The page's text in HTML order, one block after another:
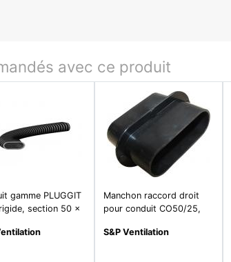
avec ce produit
gamme PLUGGIT
section 50 x
25
Manchon raccord droit
pour conduit CO50/25,
PLUGGIT - MCR50
S&P Ventilation